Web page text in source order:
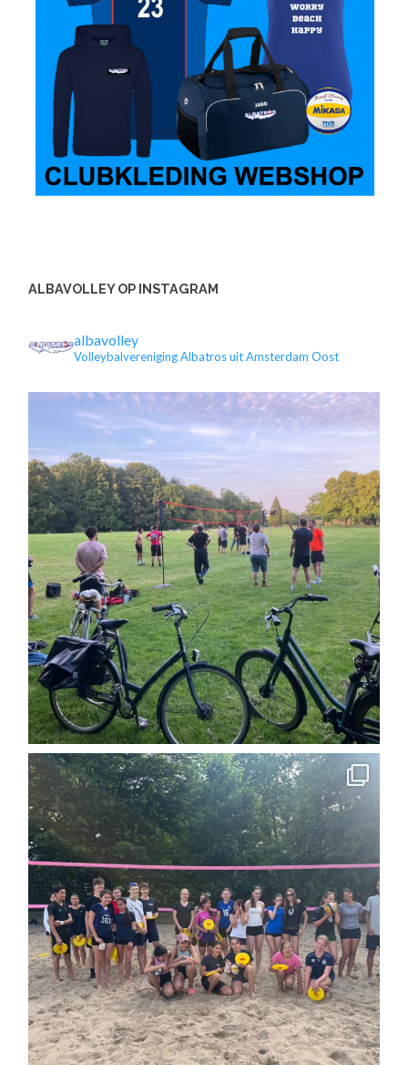
ALBAVOLLEY OP INSTAGRAM
albavolley
Volleybalvereniging Albatros uit Amsterdam Oost